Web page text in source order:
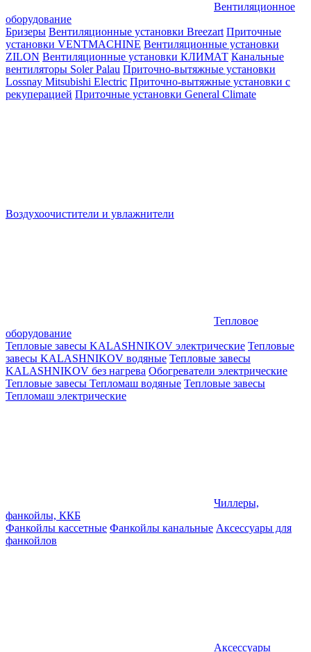
Вентиляционное
оборудование
Бризеры Вентиляционные установки Breezart Приточные
установки VENTMACHINE Вентиляционные установки
ZILON Вентиляционные установки КЛИМАТ Канальные
вентиляторы Soler Palau Приточно-вытяжные установки
Lossnay Mitsubishi Electric Приточно-вытяжные установки с
рекуперацией Приточные установки General Climate
Воздухоочистители и увлажнители
Тепловое
оборудование
Тепловые завесы KALASHNIKOV электрические Тепловые
завесы KALASHNIKOV водяные Тепловые завесы
KALASHNIKOV без нагрева Обогреватели электрические
Тепловые завесы Тепломаш водяные Тепловые завесы
Тепломаш электрические
Чиллеры,
фанкойлы, ККБ
Фанкойлы кассетные Фанкойлы канальные Аксессуары для
фанкойлов
Аксессуары